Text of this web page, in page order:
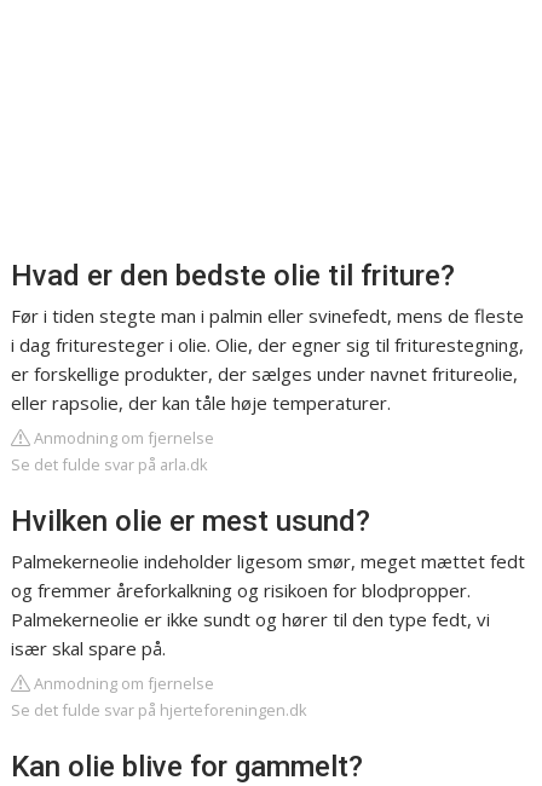
Hvad er den bedste olie til friture?
Før i tiden stegte man i palmin eller svinefedt, mens de fleste
i dag frituresteger i olie. Olie, der egner sig til friturestegning,
er forskellige produkter, der sælges under navnet fritureolie,
eller rapsolie, der kan tåle høje temperaturer.
Anmodning om fjernelse
Se det fulde svar på arla.dk
Hvilken olie er mest usund?
Palmekerneolie indeholder ligesom smør, meget mættet fedt
og fremmer åreforkalkning og risikoen for blodpropper.
Palmekerneolie er ikke sundt og hører til den type fedt, vi
især skal spare på.
Anmodning om fjernelse
Se det fulde svar på hjerteforeningen.dk
Kan olie blive for gammelt?